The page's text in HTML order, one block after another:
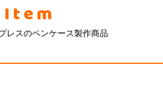
Item
レスのペンケース製作商品